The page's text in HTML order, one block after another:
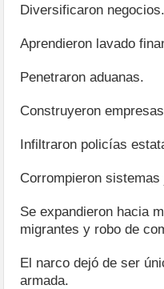
Diversificaron negocios.
Aprendieron lavado
Penetraron aduanas.
Construyeron
Infiltraron policías
Corrompieron
Se expandieron hacia
migrantes y robo de
El narco dejó de ser
armada.